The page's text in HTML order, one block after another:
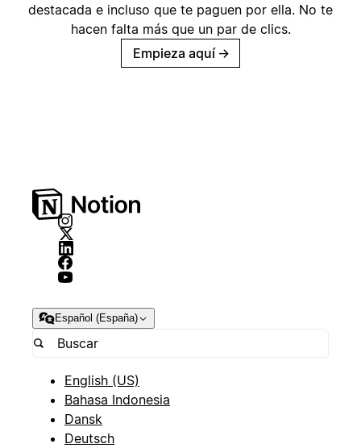
destacada e incluso que te paguen por ella. No te
hacen falta más que un par de clics.
Empieza aquí →
Español (España)
English (US)
Bahasa Indonesia
Dansk
Deutsch